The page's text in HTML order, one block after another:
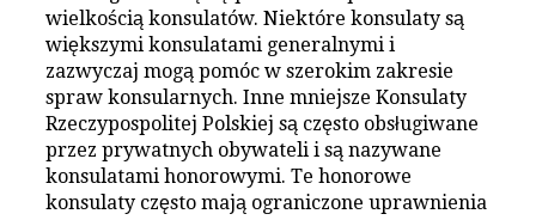
wielkością konsulatów. Niektóre konsulaty są
większymi konsulatami generalnymi i
zazwyczaj mogą pomóc w szerokim zakresie
spraw konsularnych. Inne mniejsze Konsulaty
Rzeczypospolitej Polskiej są często obsługiwane
przez prywatnych obywateli i są nazywane
konsulatami honorowymi. Te honorowe
konsulaty często mają ograniczone uprawnienia